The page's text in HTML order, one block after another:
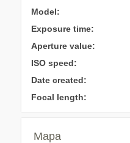
Model:
Exposure time:
Aperture value:
ISO speed:
Date created:
Focal length:
Mapa